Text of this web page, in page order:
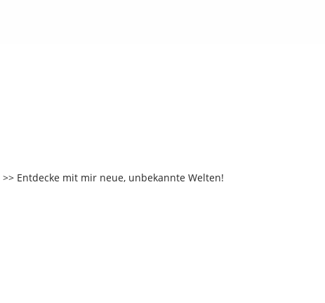
>> Entdecke mit mir neue, unbekannte Welten!